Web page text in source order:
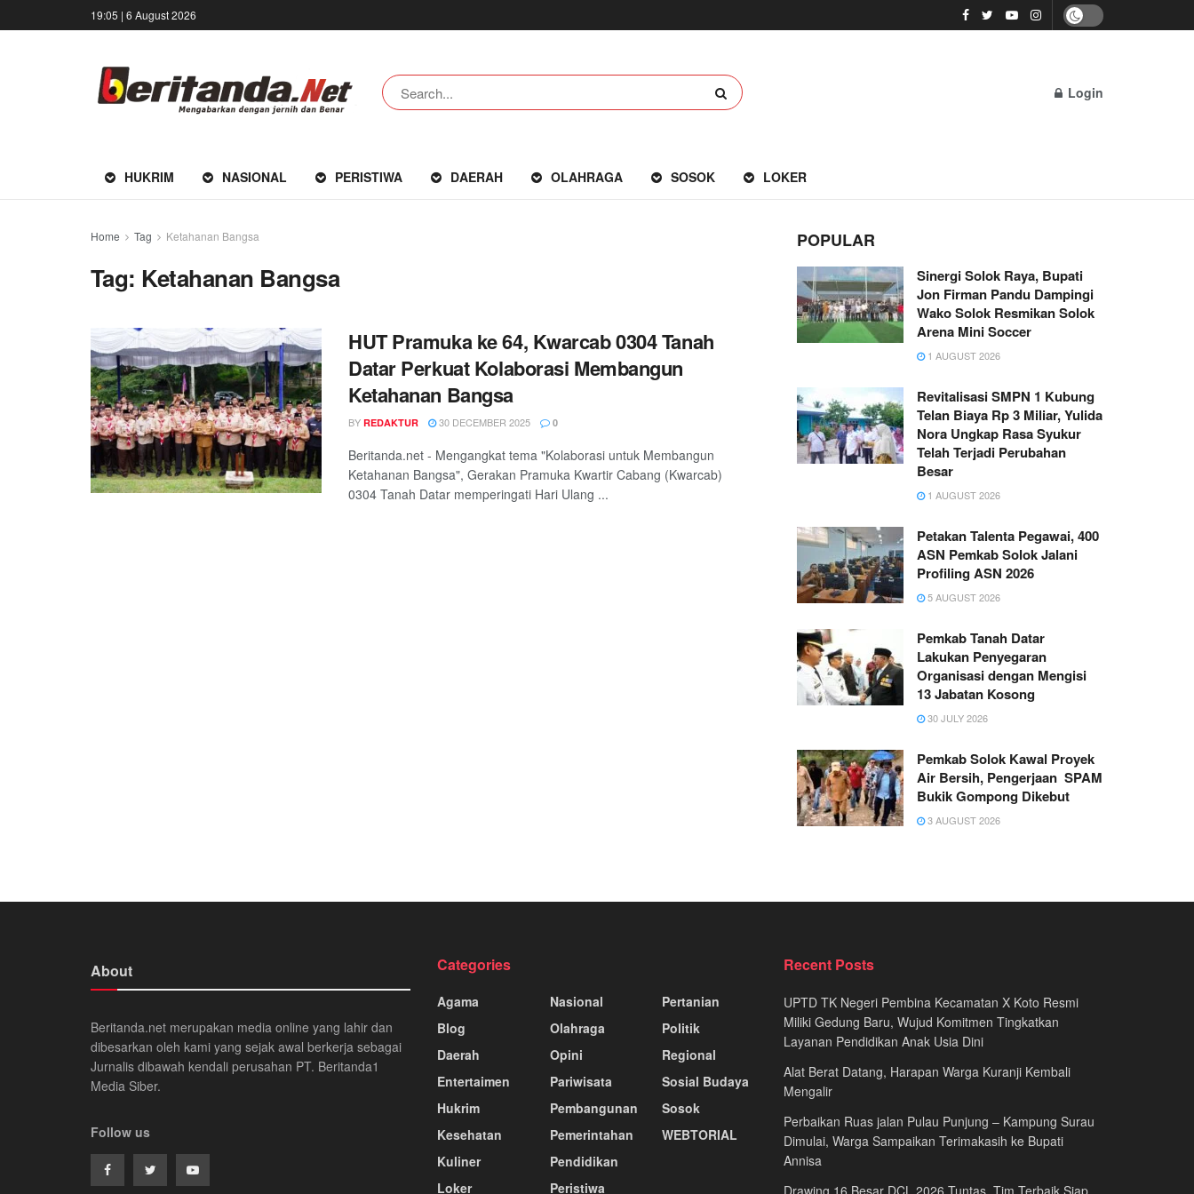
19:05 | 6 August 2026
Login
HUKRIM NASIONAL PERISTIWA DAERAH OLAHRAGA SOSOK LOKER
Home Tag Ketahanan Bangsa
Tag: Ketahanan Bangsa
HUT Pramuka ke 64, Kwarcab 0304 Tanah
Datar Perkuat Kolaborasi Membangun
Ketahanan Bangsa
BY REDAKTUR 30 DECEMBER 2025 0
Beritanda.net - Mengangkat tema "Kolaborasi untuk Membangun
Ketahanan Bangsa", Gerakan Pramuka Kwartir Cabang (Kwarcab)
0304 Tanah Datar memperingati Hari Ulang ...
POPULAR
Sinergi Solok Raya, Bupati
Jon Firman Pandu Dampingi
Wako Solok Resmikan Solok
Arena Mini Soccer
1 AUGUST 2026
Revitalisasi SMPN 1 Kubung
Telan Biaya Rp 3 Miliar, Yulida
Nora Ungkap Rasa Syukur
Telah Terjadi Perubahan
Besar
1 AUGUST 2026
Petakan Talenta Pegawai, 400
ASN Pemkab Solok Jalani
Profiling ASN 2026
5 AUGUST 2026
Pemkab Tanah Datar
Lakukan Penyegaran
Organisasi dengan Mengisi
13 Jabatan Kosong
30 JULY 2026
Pemkab Solok Kawal Proyek
Air Bersih, Pengerjaan SPAM
Bukik Gompong Dikebut
3 AUGUST 2026
About
Beritanda.net merupakan media online yang lahir dan
dibesarkan oleh kami yang sejak awal berkerja sebagai
Jurnalis dibawah kendali perusahan PT. Beritanda1
Media Siber.
Follow us
Categories
Agama
Blog
Daerah
Entertaimen
Hukrim
Kesehatan
Kuliner
Loker
Nasional
Olahraga
Opini
Pariwisata
Pembangunan
Pemerintahan
Pendidikan
Peristiwa
Pertanian
Politik
Regional
Sosial Budaya
Sosok
WEBTORIAL
Recent Posts
UPTD TK Negeri Pembina Kecamatan X Koto Resmi
Miliki Gedung Baru, Wujud Komitmen Tingkatkan
Layanan Pendidikan Anak Usia Dini
Alat Berat Datang, Harapan Warga Kuranji Kembali
Mengalir
Perbaikan Ruas jalan Pulau Punjung – Kampung Surau
Dimulai, Warga Sampaikan Terimakasih ke Bupati
Annisa
Drawing 16 Besar DCL 2026 Tuntas, Tim Terbaik Siap